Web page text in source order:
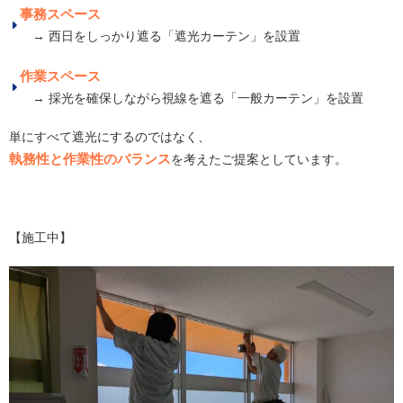
事務スペース
→ 西日をしっかり遮る「遮光カーテン」を設置
作業スペース
→ 採光を確保しながら視線を遮る「一般カーテン」を設置
単にすべて遮光にするのではなく、
執務性と作業性のバランスを考えたご提案としています。
【施工中】